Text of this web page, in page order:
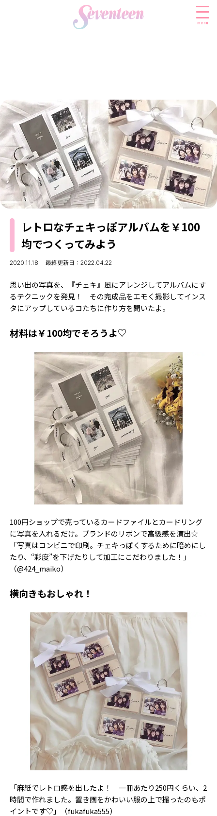
menu
FASHION
ファッションニュース
モデル私服
着回し
着痩せ
BEAUTY
ビューティニュース
トレンドメイク
ベストコスメ
ヘアアレンジ・ヘアケア
スキンケア
ボディケア
SCHOOL
スクールニュース
制服コーデ
学校ヘアメイク
勉強・受験・進路
ENTERTAINMENT
エンタメニュース
なにわ男子
K-POP
LIFESTYLE
ライフスタイルニュース
JKランキング・アワード
モデルの購入品
おでかけ
JK TREND
MODELS
MODEL'S BLOG
TikTok
Instagram
YouTube
ゲッターズ飯田
MISS SEVENTEEN
ミスセブンティーンニュース
MAGAZINE
バックナンバー
INFORMATION
Seventeenについて
Follow us
ST member
新規会員登録・ログイン
レトロなチェキっぽアルバムを￥100
均でつくってみよう
2020.11.18 最終更新日：2022.04.22
思い出の写真を、『チェキ』風にアレンジしてアルバムにす
るテクニックを発見！ その完成品をエモく撮影してインス
タにアップしているコたちに作り方を聞いたよ。
材料は￥100均でそろうよ♡
100円ショップで売っているカードファイルとカードリング
に写真を入れるだけ。ブランドのリボンで高級感を演出☆
「写真はコンビニで印刷。チェキっぽくするために暗めにし
たり、“彩度”を下げたりして加工にこだわりました！」
（@424_maiko）
横向きもおしゃれ！
「麻紙でレトロ感を出したよ！ 一冊あたり250円くらい、2
時間で作れました。置き画をかわいい服の上で撮ったのもポ
イントです♡」（fukafuka555）